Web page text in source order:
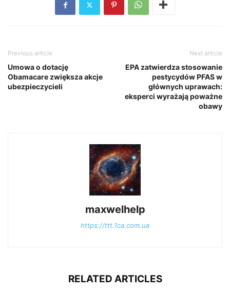
Previous article
Umowa o dotację
Obamacare zwiększa akcje
ubezpieczycieli
Next article
EPA zatwierdza stosowanie
pestycydów PFAS w
głównych uprawach:
eksperci wyrażają poważne
obawy
maxwelhelp
https://ttt.1ca.com.ua
RELATED ARTICLES